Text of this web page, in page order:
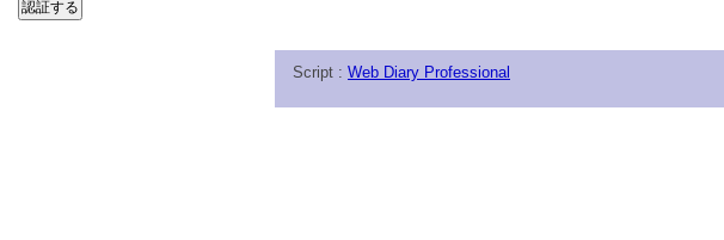
Script : Web Diary Professional